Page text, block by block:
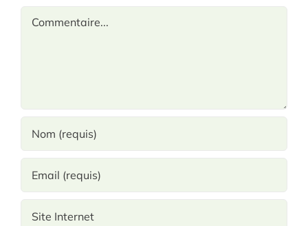
Commentaire